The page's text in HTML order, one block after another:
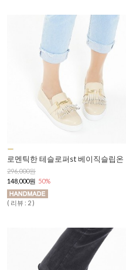
로멘틱한 테슬로퍼st 베이직슬립온
296,000원
148,000원 50%
( 리뷰 : 2 )